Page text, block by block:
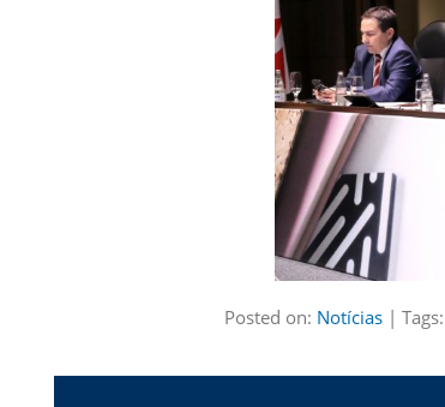
Posted on: Notícias | Tags: